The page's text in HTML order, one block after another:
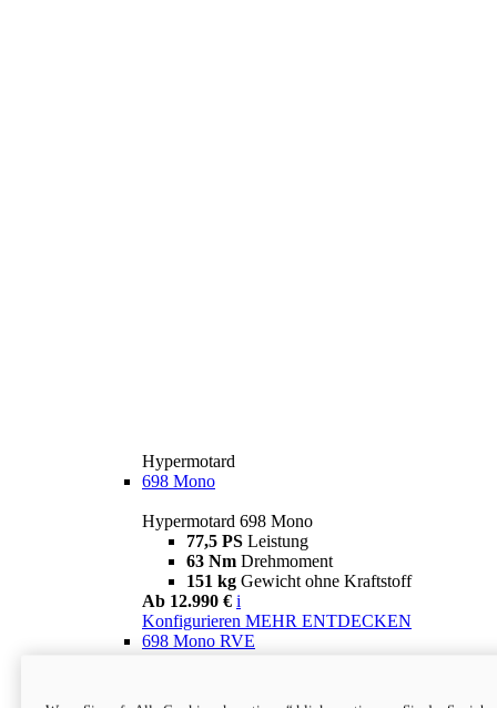
Hypermotard
698 Mono
Hypermotard 698 Mono
77,5 PS Leistung
63 Nm Drehmoment
151 kg Gewicht ohne Kraftstoff
Ab 12.990 € i
Konfigurieren MEHR ENTDECKEN
698 Mono RVE
77,5 PS
Leistung